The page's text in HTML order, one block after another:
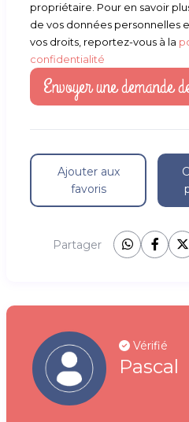
propriétaire. Pour en savoir
de vos données personnelles
vos droits, reportez-vous à la
confidentialité
Ajouter aux
favoris
Partager
Vérifié
Pascal